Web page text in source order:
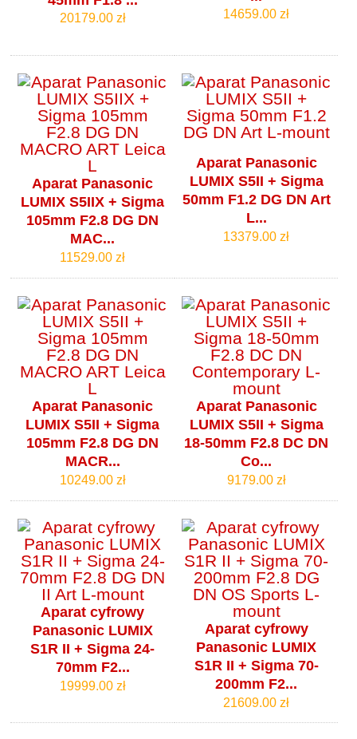
20179.00 zł 14659.00 zł
Aparat Panasonic
LUMIX S5IIX + Sigma
105mm F2.8 DG DN
MAC...
11529.00 zł
Aparat Panasonic
LUMIX S5II + Sigma
50mm F1.2 DG DN Art
L...
13379.00 zł
Aparat Panasonic
LUMIX S5II + Sigma
105mm F2.8 DG DN
MACR...
10249.00 zł
Aparat Panasonic
LUMIX S5II + Sigma
18-50mm F2.8 DC DN
Co...
9179.00 zł
Aparat cyfrowy
Panasonic LUMIX
S1R II + Sigma 24-
70mm F2...
19999.00 zł
Aparat cyfrowy
Panasonic LUMIX
S1R II + Sigma 70-
200mm F2...
21609.00 zł